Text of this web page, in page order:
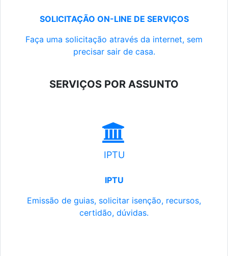
SOLICITAÇÃO ON-LINE DE SERVIÇOS
Faça uma solicitação através da internet, sem
precisar sair de casa.
SERVIÇOS POR ASSUNTO
IPTU
IPTU
Emissão de guias, solicitar isenção, recursos,
certidão, dúvidas.